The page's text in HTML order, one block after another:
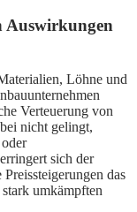
Auswirkungen
Löhne und
Verteuerung von
nicht gelingt,
sich der
das
umkämpften